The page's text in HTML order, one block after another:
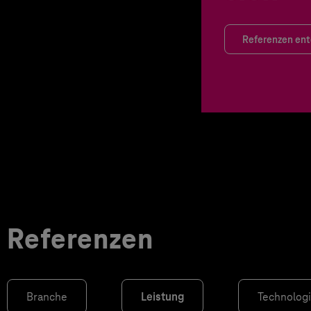
Referenzen
Referenzen
Branche Leistung